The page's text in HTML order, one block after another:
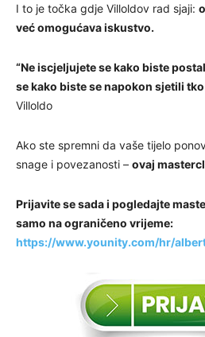
I to je točka gdje Villoldov rad sjaji:
već omogućava iskustvo.
“Ne iscjeljujete se kako biste
se kako biste se napokon sjetili tko
Villoldo
Ako ste spremni da vaše tijelo
snage i povezanosti – ovaj
Prijavite se sada i pogledajte
samo na ograničeno vrijeme:
https://www.younity.com/hr/